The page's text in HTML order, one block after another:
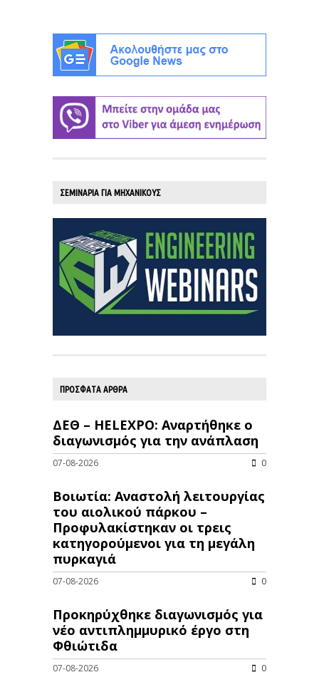
ΣΕΜΙΝΑΡΙΑ ΓΙΑ ΜΗΧΑΝΙΚΟΥΣ
ΠΡΟΣΦΑΤΑ ΑΡΘΡΑ
ΔΕΘ – HELEXPO: Αναρτήθηκε ο
διαγωνισμός για την ανάπλαση
07-08-2026 0
Βοιωτία: Αναστολή λειτουργίας
του αιολικού πάρκου –
Προφυλακίστηκαν οι τρεις
κατηγορούμενοι για τη μεγάλη
πυρκαγιά
07-08-2026 0
Προκηρύχθηκε διαγωνισμός για
νέo αντιπλημμυρικό έργο στη
Φθιώτιδα
07-08-2026 0